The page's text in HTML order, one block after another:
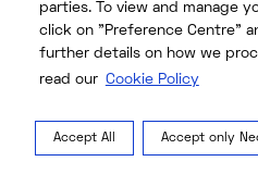
parties. To view and manage
click on "Preference Centre"
further details on how we
read our Cookie Policy
Accept All Accept only
parties. To view and manage
click on "Preference Centre"
further details on how we
read our Cookie Policy
Accept All Accept only
POLÍTICA DE COOKIES
TERMOS E CONDIÇÕES
Centro de preferências de